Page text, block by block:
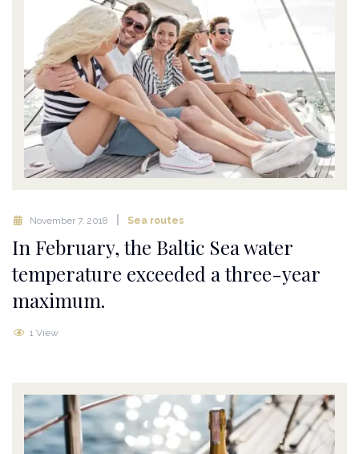
November 7, 2018 Sea routes
In February, the Baltic Sea water
temperature exceeded a three-year
maximum.
1 View